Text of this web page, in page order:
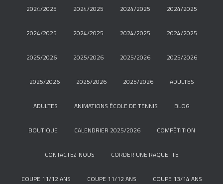
2024/2025 2024/2025 2024/2025 2024/2025
2024/2025 2024/2025 2024/2025 2024/2025
2025/2026 2025/2026 2025/2026 2025/2026
2025/2026 2025/2026 2025/2026 ADULTES
ADULTES ANIMATIONS ÉCOLE DE TENNIS BLOG
BOUTIQUE CALENDRIER 2025/2026 COMPÉTITION
CONTACTEZ-NOUS CORDER UNE RAQUETTE
COUPE 11/12 ANS COUPE 11/12 ANS COUPE 13/14 ANS